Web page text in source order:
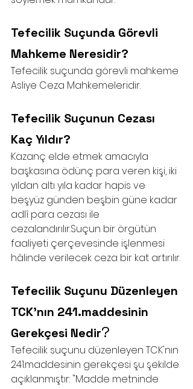
Tefecilik Suçunda Görevli
Mahkeme Neresidir?
Tefecilik suçunda görevli mahkeme
Asliye Ceza Mahkemeleridir.
Tefecilik Suçunun Cezası
Kaç Yıldır?
Kazanç elde etmek amacıyla
başkasına ödünç para veren kişi, iki
yıldan altı yıla kadar hapis ve
beşyüz günden beşbin güne kadar
adlî para cezası ile
cezalandırılır.Suçun bir örgütün
faaliyeti çerçevesinde işlenmesi
hâlinde verilecek ceza bir kat artırılır.
Tefecilik Suçunu Düzenleyen
TCK'nın 241.maddesinin
Gerekçesi Nedir?
Tefecilik suçunu düzenleyen TCK'nın
241.maddesinin gerekçesi şu şekilde
açıklanmıştır: "Madde metninde